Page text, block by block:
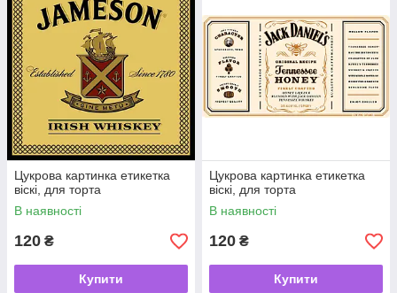
Цукрова картинка етикетка
віскі, для торта
В наявності
120 ₴
Купити
Цукрова картинка етикетка
віскі, для торта
В наявності
120 ₴
Купити